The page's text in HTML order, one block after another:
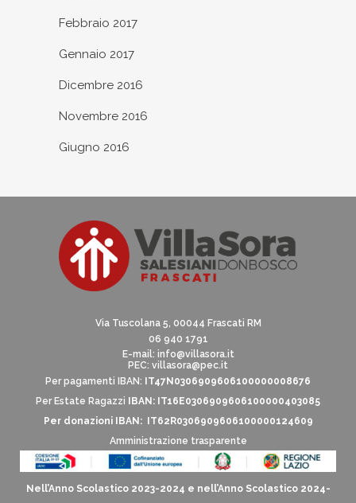
Febbraio 2017
Gennaio 2017
Dicembre 2016
Novembre 2016
Giugno 2016
Via Tuscolana 5, 00044 Frascati RM
06 940 1791
E-mail: info@villasora.it
PEC: villasora@pec.it
Per pagamenti IBAN: IT47N0306909606100000008676
Per Estate Ragazzi IBAN: IT16E0306909606100000403085
Per donazioni IBAN: IT62R0306909606100000124609
Amministrazione trasparente
Nell’Anno Scolastico 2023-2024 e nell’Anno Scolastico 2024-